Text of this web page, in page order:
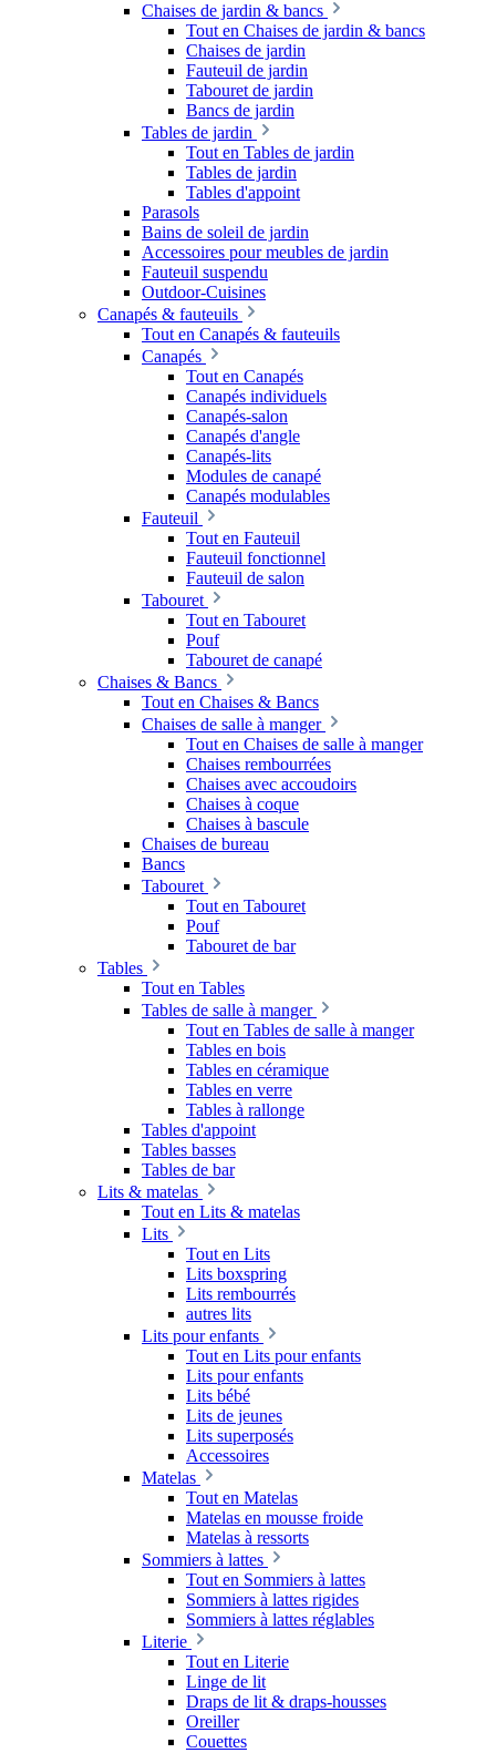
Chaises de jardin & bancs
Tout en Chaises de jardin & bancs
Chaises de jardin
Fauteuil de jardin
Tabouret de jardin
Bancs de jardin
Tables de jardin
Tout en Tables de jardin
Tables de jardin
Tables d'appoint
Parasols
Bains de soleil de jardin
Accessoires pour meubles de jardin
Fauteuil suspendu
Outdoor-Cuisines
Canapés & fauteuils
Tout en Canapés & fauteuils
Canapés
Tout en Canapés
Canapés individuels
Canapés-salon
Canapés d'angle
Canapés-lits
Modules de canapé
Canapés modulables
Fauteuil
Tout en Fauteuil
Fauteuil fonctionnel
Fauteuil de salon
Tabouret
Tout en Tabouret
Pouf
Tabouret de canapé
Chaises & Bancs
Tout en Chaises & Bancs
Chaises de salle à manger
Tout en Chaises de salle à manger
Chaises rembourrées
Chaises avec accoudoirs
Chaises à coque
Chaises à bascule
Chaises de bureau
Bancs
Tabouret
Tout en Tabouret
Pouf
Tabouret de bar
Tables
Tout en Tables
Tables de salle à manger
Tout en Tables de salle à manger
Tables en bois
Tables en céramique
Tables en verre
Tables à rallonge
Tables d'appoint
Tables basses
Tables de bar
Lits & matelas
Tout en Lits & matelas
Lits
Tout en Lits
Lits boxspring
Lits rembourrés
autres lits
Lits pour enfants
Tout en Lits pour enfants
Lits pour enfants
Lits bébé
Lits de jeunes
Lits superposés
Accessoires
Matelas
Tout en Matelas
Matelas en mousse froide
Matelas à ressorts
Sommiers à lattes
Tout en Sommiers à lattes
Sommiers à lattes rigides
Sommiers à lattes réglables
Literie
Tout en Literie
Linge de lit
Draps de lit & draps-housses
Oreiller
Couettes